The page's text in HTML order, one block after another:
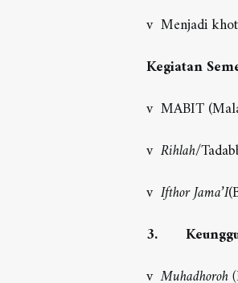
v Menjadi
Kegiatan
v MABIT
v Rihlah/
v Ifthor Jama’I
3.
vMuhadhoroh (